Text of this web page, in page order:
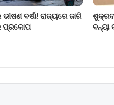
ବର୍ଷା! ରାଜ୍ୟରେ ଜାରି
ପ୍ରକୋପ
ବନ୍ୟା